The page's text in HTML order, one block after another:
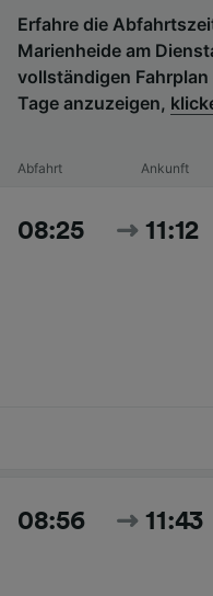
Erfahre die
Marienheide am
vollständigen
Tage anzuzeigen,
Abfahrt Ankunft
08:25 11:12
08:56 11:43